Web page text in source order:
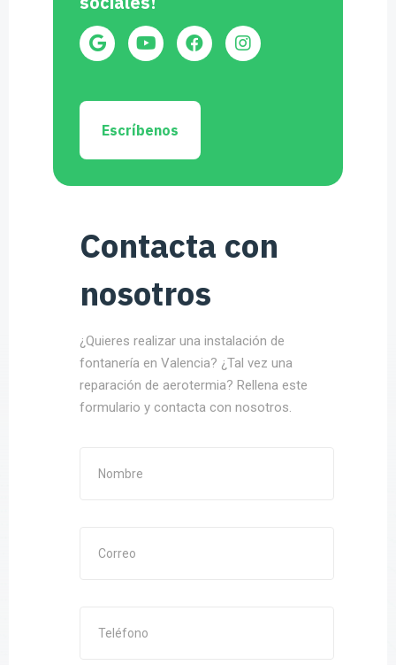
Escríbenos
Contacta con
nosotros
¿Quieres realizar una instalación de
fontanería en Valencia? ¿Tal vez una
reparación de aerotermia? Rellena este
formulario y contacta con nosotros.